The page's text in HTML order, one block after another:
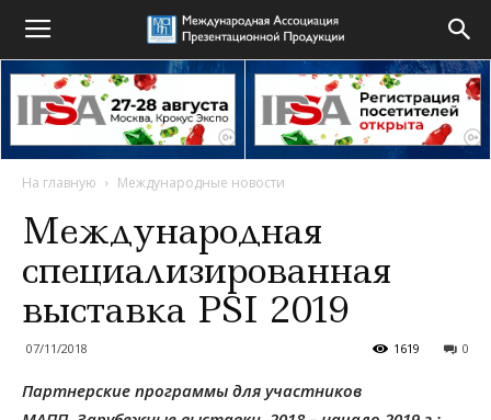
На главную Международные новости
Международная
специализированная
выставка PSI 2019
07/11/2018 0
1619
Партнерские программы для участников